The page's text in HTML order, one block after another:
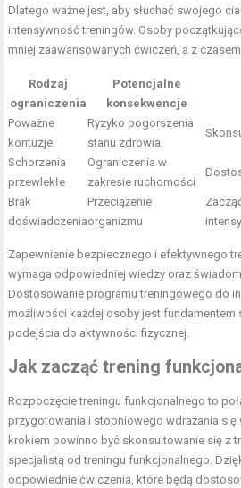
Dlatego ważne jest, aby słuchać swojego
intensywność treningów. Osoby
mniej zaawansowanych ćwiczeń, a z
Rodzaj
ograniczenia
Potencjalne
konsekwencje
Poważne
kontuzje
Ryzyko pogorszenia
stanu zdrowia
Schorzenia
przewlekłe
Ograniczenia w
zakresie ruchomości
Brak
doświadczenia
Przeciążenie
organizmu
Zapewnienie bezpiecznego i efektywnego
wymaga odpowiedniej wiedzy oraz
Dostosowanie programu treningowego do
możliwości każdej osoby jest fundamentem
podejścia do aktywności fizycznej.
Jak zacząć trening
Rozpoczęcie treningu funkcjonalnego to
przygotowania i stopniowego wdrażania się
krokiem powinno być skonsultowanie się z
specjalistą od treningu funkcjonalnego.
odpowiednie ćwiczenia, które będą